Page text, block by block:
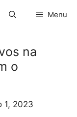
Menu
na
o
1, 2023